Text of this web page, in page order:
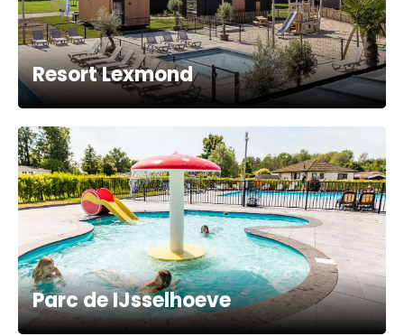
Resort Lexmond
Parc de IJsselhoeve